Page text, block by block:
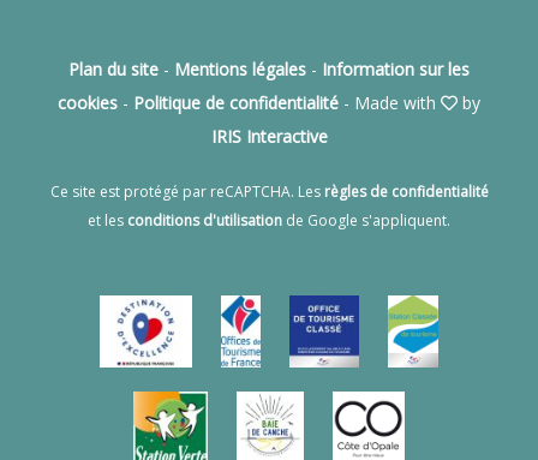
Plan du site - Mentions légales - Information sur les
cookies - Politique de confidentialité - Made with
by
IRIS Interactive
Ce site est protégé par reCAPTCHA. Les règles de confidentialité
et les conditions d'utilisation de Google s'appliquent.